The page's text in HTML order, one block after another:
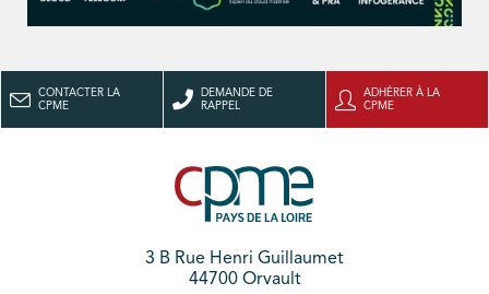
CONTACTER LA
CPME
DEMANDE DE
RAPPEL
ADHÉRER À LA
CPME
3 B Rue Henri Guillaumet
44700 Orvault